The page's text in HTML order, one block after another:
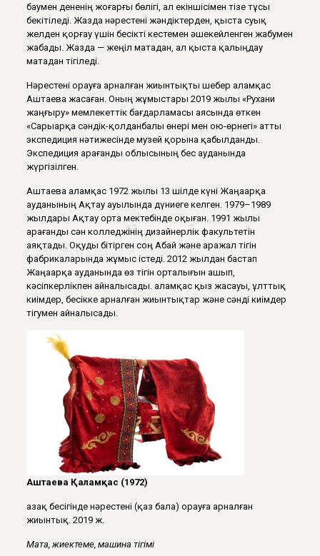
баумен дененің жоғарғы бөлігі, ал екіншісімен тізе тұсы
бекітіледі. Жазда нәрестені жәндіктерден, қыста суық
желден қорғау үшін бесікті кестемен әшекейленген жабумен
жабады. Жазда — жеңіл матадан, ал қыста қалыңдау
матадан тігіледі.
Нәрестені орауға арналған жиынтықты шебер Қаламқас
Аштaева жасаған. Оның жұмыстары 2019 жылы «Рухани
жаңғыру» мемлекеттік бағдарламасы аясында өткен
«Сарыарқа сәндік-қолданбалы өнері мен ою-өрнегі» атты
экспедиция нәтижесінде музей қорына қабылданды.
Экспедиция Қарағанды облысының бес ауданында
жүргізілген.
Аштaева Қаламқас 1972 жылы 13 шілде күні Жаңаарқа
ауданының Ақтау ауылында дүниеге келген. 1979–1989
жылдары Ақтау орта мектебінде оқыған. 1991 жылы
Қарағанды сән колледжінің дизайнерлік факультетін
аяқтады. Оқуды бітірген соң Абай және Қаражал тігін
фабрикаларында жұмыс істеді. 2012 жылдан бастап
Жаңаарқа ауданында өз тігін орталығын ашып,
кәсіпкерлікпен айналысады. Қаламқас қыз жасауы, ұлттық
киімдер, бесікке арналған жиынтықтар және сәнді киімдер
тігумен айналысады.
Аштаева Қаламқас (1972)
Қазақ бесігінде нәрестені (қаз бала) орауға арналған
жиынтық. 2019 ж.
Мата,жиектеме, машина тігімі